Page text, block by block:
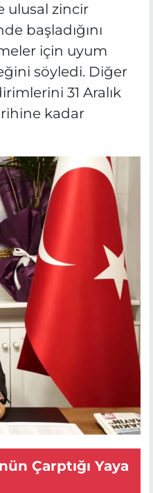
ulusal zincir
başladığını
için uyum
söyledi. Diğer
31 Aralık
kadar
Çarptığı Yaya